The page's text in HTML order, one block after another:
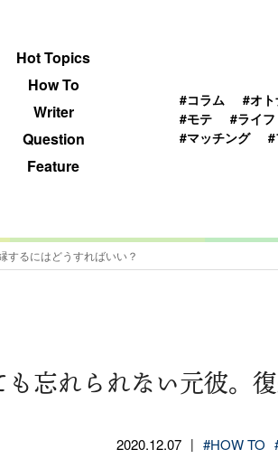
Hot Topics
How To
Writer
Question
Feature
#コラム #オ
#モテ
#ライフ
#マッチング
するにはどうすればいい？
忘れられない元彼。
2020.12.07 | #HOW TO